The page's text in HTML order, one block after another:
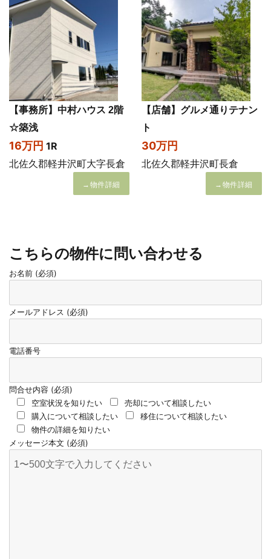
【事務所】中村ハウス 2階
☆築浅
16万円 1R
北佐久郡軽井沢町大字長倉
→物件詳細
【店舗】グルメ通りテナン
ト
30万円
北佐久郡軽井沢町長倉
→物件詳細
こちらの物件に問い合わせる
お名前 (必須)
メールアドレス (必須)
電話番号
問合せ内容 (必須)
空室状況を知りたい
売却について相談したい
購入について相談したい
移住について相談したい
物件の詳細を知りたい
メッセージ本文 (必須)